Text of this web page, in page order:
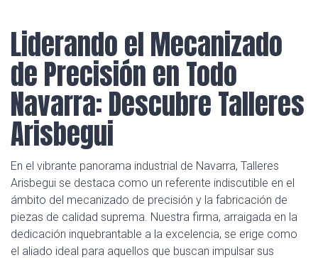
Liderando el Mecanizado
de Precisión en Todo
Navarra: Descubre Talleres
Arisbegui
En el vibrante panorama industrial de Navarra, Talleres
Arisbegui se destaca como un referente indiscutible en el
ámbito del mecanizado de precisión y la fabricación de
piezas de calidad suprema. Nuestra firma, arraigada en la
dedicación inquebrantable a la excelencia, se erige como
el aliado ideal para aquellos que buscan impulsar sus